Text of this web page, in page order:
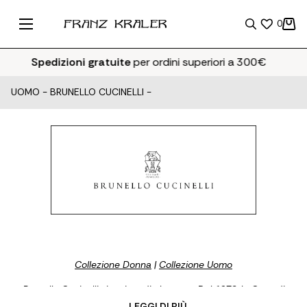
0
Spedizioni gratuiteper ordini superiori a 300€
UOMO - BRUNELLO CUCINELLI -
Collezione Donna |Collezione Uomo
Brunello Cucinelli sinonimo di eleganza. Dal 1978, la Casa di
Moda di Solomeo Brunello Cucinelli si dedica alla ricerca